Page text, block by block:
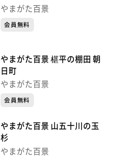
やまがた百景
会員無料
やまがた百景 椹平の棚田 朝
日町
やまがた百景
会員無料
やまがた百景 山五十川の玉
杉
やまがた百景